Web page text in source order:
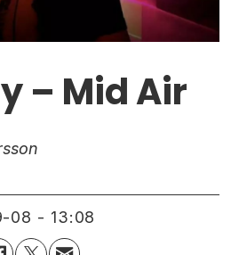
– Mid Air
08 - 13:08